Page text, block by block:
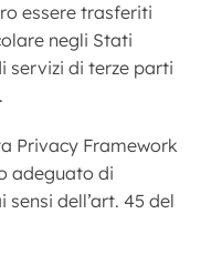
essere trasferiti
negli Stati
servizi di terze parti
Privacy Framework
adeguato di
dell’art. 45 del